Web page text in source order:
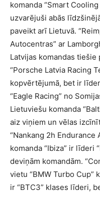
komanda “Smart
uzvarējuši abās
paveikt arī Lietuvā.
Autocentras” ar
Latvijas komandas
“Porsche Latvia Racing
kopvērtējumā, bet ir
“Eagle Racing” no
Lietuviešu komanda
aiz viņiem un vēlas
“Nankang 2h Endurance
komanda “Ibiza” ir līderi
deviņām komandām.
vietu “BMW Turbo Cup”
ir “BTC3” klases līderi,